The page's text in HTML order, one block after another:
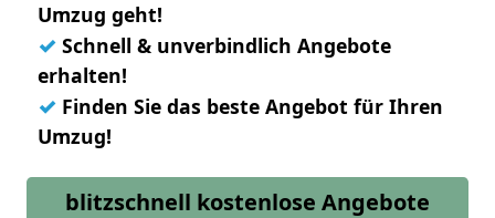
Umzug geht!
✓ Schnell & unverbindlich Angebote
erhalten!
✓ Finden Sie das beste Angebot für Ihren
Umzug!
blitzschnell kostenlose Angebote